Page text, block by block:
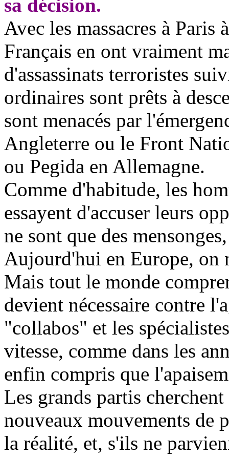
sa décision.
Avec les massacres à
Français en ont vraiment
d'assassinats terroristes
ordinaires sont prêts à
sont menacés par
Angleterre ou le Front
ou Pegida en Allemagne.
Comme d'habitude, les
essayent d'accuser leurs
ne sont que des
Aujourd'hui en Europe, on
Mais tout le monde
devient nécessaire contre
"collabos" et les
vitesse, comme dans les
enfin compris que
Les grands partis
nouveaux mouvements de
la réalité, et, s'ils ne